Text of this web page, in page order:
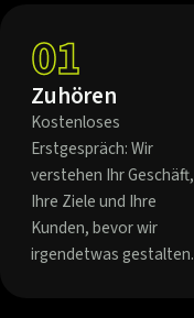
01
Zuhören
Kostenloses
Erstgespräch: Wir
verstehen Ihr Geschäft,
Ihre Ziele und Ihre
Kunden, bevor wir
irgendetwas gestalten.